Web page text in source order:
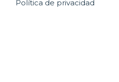
Política de privacidad